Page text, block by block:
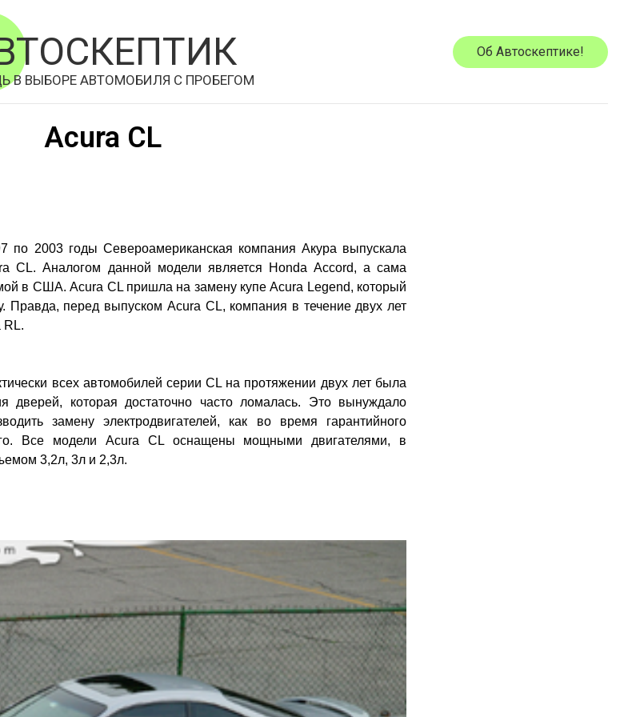
В ВЫБОРЕ АВТОМОБИЛЯ С ПРОБЕГОМ
Об Автоскептике!
Acura CL
по 2003 годы Североамериканская компания Акура выпускала
CL. Аналогом данной модели является Honda Accord, а сама
в США. Acura CL пришла на замену купе Acura Legend, который
Правда, перед выпуском Acura CL, компания в течение двух лет
RL.
всех автомобилей серии CL на протяжении двух лет была
дверей, которая достаточно часто ломалась. Это вынуждало
замену электродвигателей, как во время гарантийного
Все модели Acura CL оснащены мощными двигателями, в
3,2л, 3л и 2,3л.